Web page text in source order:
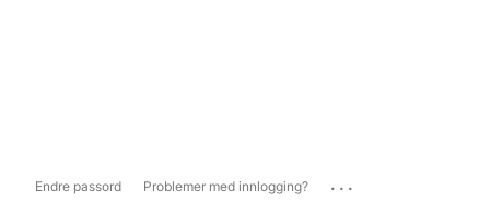
Endre passord Problemer med innlogging? ...